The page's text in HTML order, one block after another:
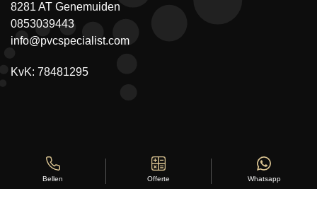
8281 AT Genemuiden
0853039443
info@pvcspecialist.com
KvK: 78481295
Bellen Offerte Whatsapp